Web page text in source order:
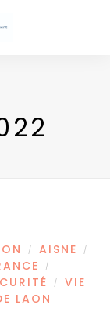
/ AISNE /
/
/
VIE
LAON